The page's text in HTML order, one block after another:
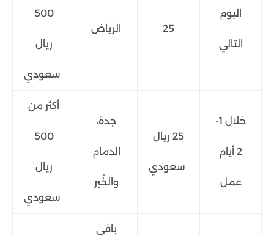
اليوم
التالي
25 الرياض
500
ريال
سعودي
خلال 1-
2 أيام
عمل
25 ريال
سعودي
جدة،
الدمام
والخُبر
أكثر من
500
ريال
سعودي
باقي